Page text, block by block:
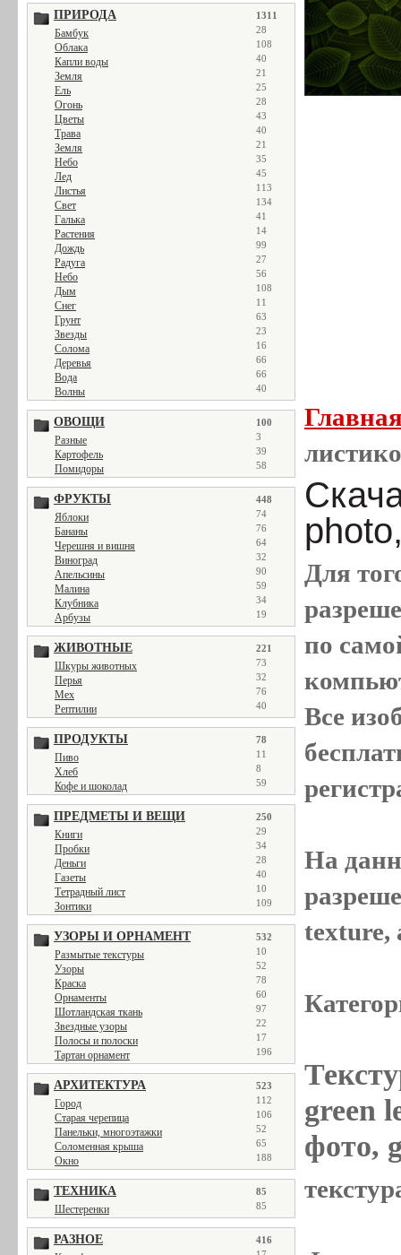
ПРИРОДА 1311
Бамбук 28
Облака 108
Капли воды 40
Земля 21
Ель 25
Огонь 28
Цветы 43
Трава 40
Земля 21
Небо 35
Лед 45
Листья 113
Свет 134
Галька 41
Растения 14
Дождь 99
Радуга 27
Небо 56
Дым 108
Снег 11
Грунт 63
Звезды 23
Солома 16
Деревья 66
Вода 66
Волны 40
ОВОЩИ 100
Разные 3
Картофель 39
Помидоры 58
ФРУКТЫ 448
Яблоки 74
Бананы 76
Черешня и вишня 64
Виноград 32
Апельсины 90
Малина 59
Клубника 34
Арбузы 19
ЖИВОТНЫЕ 221
Шкуры животных 73
Перья 32
Мех 76
Рептилии 40
ПРОДУКТЫ 78
Пиво 11
Хлеб 8
Кофе и шоколад 59
ПРЕДМЕТЫ И ВЕЩИ 250
Книги 29
Пробки 34
Деньги 28
Газеты 40
Тетрадный лист 10
Зонтики 109
УЗОРЫ И ОРНАМЕНТ 532
Размытые текстуры 10
Узоры 52
Краска 78
Орнаменты 60
Шотландская ткань 97
Звездные узоры 22
Полосы и полоски 17
Тартан орнамент 196
АРХИТЕКТУРА 523
Город 112
Старая черепица 106
Панельки, многоэтажки 52
Соломенная крыша 65
Окно 188
ТЕХНИКА 85
Шестеренки 85
РАЗНОЕ 416
Для
по
Все
На
texture,
green
фото,